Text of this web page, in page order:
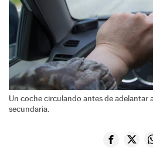
Un coche circulando antes de adelantar
secundaria.